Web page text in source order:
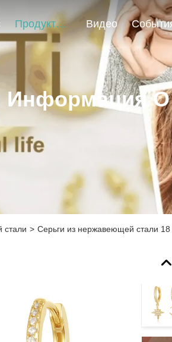
Продукты Видео
Информация О
стали > Серьги из нержавеющей стали 18